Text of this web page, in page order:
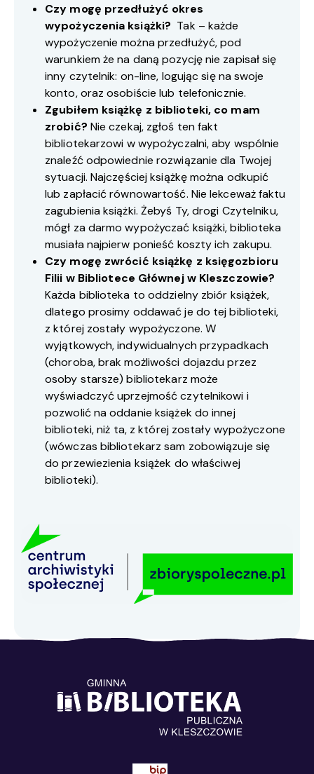
Czy mogę przedłużyć okres
wypożyczenia książki? Tak – każde
wypożyczenie można przedłużyć, pod
warunkiem że na daną pozycję nie zapisał się
inny czytelnik: on-line, logując się na swoje
konto, oraz osobiście lub telefonicznie.
Zgubiłem książkę z biblioteki, co mam
zrobić? Nie czekaj, zgłoś ten fakt
bibliotekarzowi w wypożyczalni, aby wspólnie
znaleźć odpowiednie rozwiązanie dla Twojej
sytuacji. Najczęściej książkę można odkupić
lub zapłacić równowartość. Nie lekceważ faktu
zagubienia książki. Żebyś Ty, drogi Czytelniku,
mógł za darmo wypożyczać książki, biblioteka
musiała najpierw ponieść koszty ich zakupu.
Czy mogę zwrócić książkę z księgozbioru
Filii w Bibliotece Głównej w Kleszczowie?
Każda biblioteka to oddzielny zbiór książek,
dlatego prosimy oddawać je do tej biblioteki,
z której zostały wypożyczone. W
wyjątkowych, indywidualnych przypadkach
(choroba, brak możliwości dojazdu przez
osoby starsze) bibliotekarz może
wyświadczyć uprzejmość czytelnikowi i
pozwolić na oddanie książek do innej
biblioteki, niż ta, z której zostały wypożyczone
(wówczas bibliotekarz sam zobowiązuje się
do przewiezienia książek do właściwej
biblioteki).